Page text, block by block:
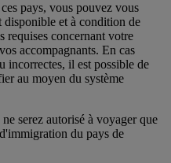
pays, vous pouvez vous
disponible et à condition de
requises concernant votre
accompagnants. En cas
incorrectes, il est possible de
au moyen du système
serez autorisé à voyager que
du pays de